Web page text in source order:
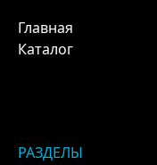
Главная
Каталог
РАЗДЕЛЫ